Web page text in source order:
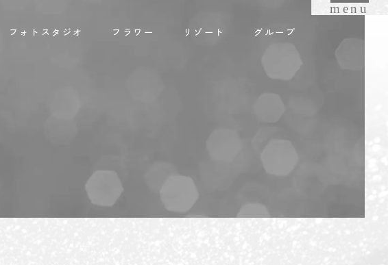
フォトスタジオ フラワー リゾート グループ
menu